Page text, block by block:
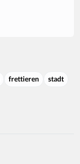
frettieren
stadt